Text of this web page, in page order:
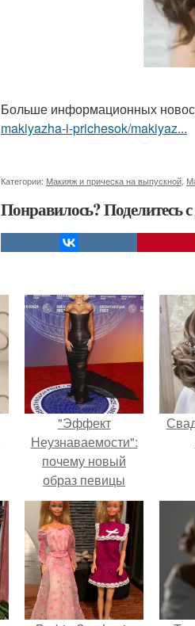
Больше информационных
makiyazha-i-prichesok/makiyaz...
Категории: Макияж и прическа на выпускной
Понравилось? Поделитесь
"Эффект
Неузнаваемости":
почему новый
образ певицы
вызвал споры о
гранях
возможного?